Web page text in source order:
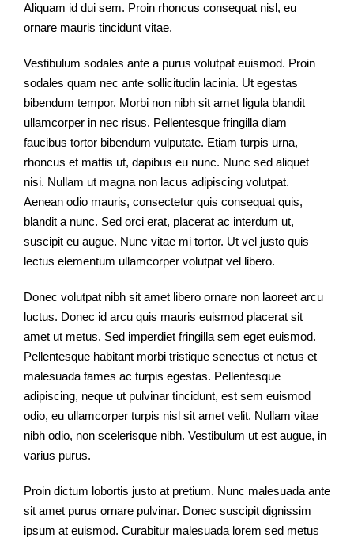
Aliquam id dui sem. Proin rhoncus consequat nisl, eu
ornare mauris tincidunt vitae.
Vestibulum sodales ante a purus volutpat euismod. Proin
sodales quam nec ante sollicitudin lacinia. Ut egestas
bibendum tempor. Morbi non nibh sit amet ligula blandit
ullamcorper in nec risus. Pellentesque fringilla diam
faucibus tortor bibendum vulputate. Etiam turpis urna,
rhoncus et mattis ut, dapibus eu nunc. Nunc sed aliquet
nisi. Nullam ut magna non lacus adipiscing volutpat.
Aenean odio mauris, consectetur quis consequat quis,
blandit a nunc. Sed orci erat, placerat ac interdum ut,
suscipit eu augue. Nunc vitae mi tortor. Ut vel justo quis
lectus elementum ullamcorper volutpat vel libero.
Donec volutpat nibh sit amet libero ornare non laoreet arcu
luctus. Donec id arcu quis mauris euismod placerat sit
amet ut metus. Sed imperdiet fringilla sem eget euismod.
Pellentesque habitant morbi tristique senectus et netus et
malesuada fames ac turpis egestas. Pellentesque
adipiscing, neque ut pulvinar tincidunt, est sem euismod
odio, eu ullamcorper turpis nisl sit amet velit. Nullam vitae
nibh odio, non scelerisque nibh. Vestibulum ut est augue, in
varius purus.
Proin dictum lobortis justo at pretium. Nunc malesuada ante
sit amet purus ornare pulvinar. Donec suscipit dignissim
ipsum at euismod. Curabitur malesuada lorem sed metus